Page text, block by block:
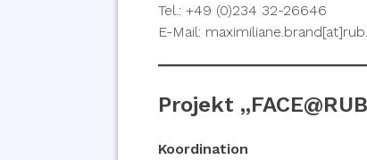
Tel.: +49 (0)234 32-26646
E-Mail:
Projekt
Koordination